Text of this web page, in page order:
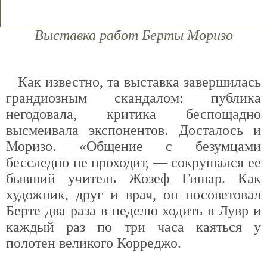
Выставка работ Берты Моризо
Как известно, та выставка завершилась
грандиозным скандалом: публика
негодовала, критика беспощадно
высмеивала экспонентов. Досталось и
Моризо. «Общение с безумцами
бесследно не проходит, — сокрушался ее
бывший учитель Жозеф Гишар. Как
художник, друг и врач, он посоветовал
Берте два раза в неделю ходить в Лувр и
каждый раз по три часа каяться у
полотен великого Корреджо.